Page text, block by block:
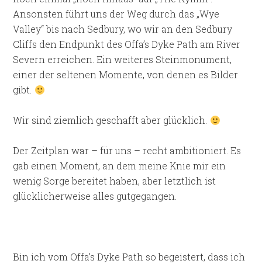
Ansonsten führt uns der Weg durch das „Wye
Valley“ bis nach Sedbury, wo wir an den Sedbury
Cliffs den Endpunkt des Offa’s Dyke Path am River
Severn erreichen. Ein weiteres Steinmonument,
einer der seltenen Momente, von denen es Bilder
gibt.
Wir sind ziemlich geschafft aber glücklich.
Der Zeitplan war – für uns – recht ambitioniert. Es
gab einen Moment, an dem meine Knie mir ein
wenig Sorge bereitet haben, aber letztlich ist
glücklicherweise alles gutgegangen.
Bin ich vom Offa’s Dyke Path so begeistert, dass ich